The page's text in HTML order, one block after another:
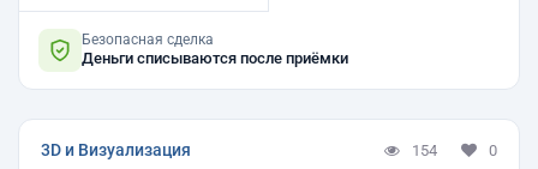
Безопасная сделка
Деньги списываются после приёмки
3D и Визуализация 154 0